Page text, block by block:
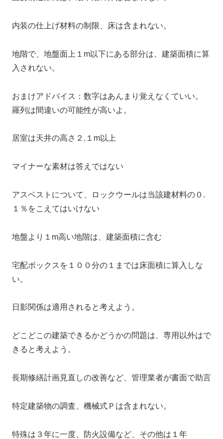
内装の仕上げ材料の制限、床は含まれない。
地階で、地盤面上１m以下にある部分は、建築面積に算
入されない。
おまけアドバイス：数字はあんまり覚えなくていい。
羅列は間違いの可能性が高いよ。
居室は天井の高さ２.１m以上
マイナーな素材は答えではない
アスベストについて、ロックウールは当該建材料の０.
１％をこえてはいけない
地盤より１m高い地階は、建築面積に含む
宅配ボックスを１００分の１までは床面積に算入しな
い。
日影関係は適用されると考えよう。
どこどこの建築できるかどうかの問題は、専用以外はで
きると考えよう。
長期修繕計画見直しの改善など、管理業者が書面で助言
特定建築物の調査、機械式Ｐは含まれない。
特殊は３年に一度、防火設備など、その他は１年